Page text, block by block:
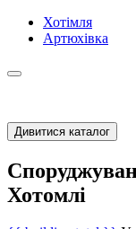
Хотімля
Артюхівка
Дивитися каталог
Хотомлі